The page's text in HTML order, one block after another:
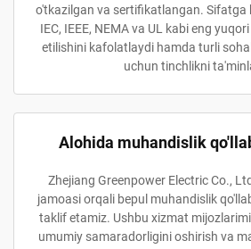
o'tkazilgan va sertifikatlangan. Sifatga
IEC, IEEE, NEMA va UL kabi eng
etilishini kafolatlaydi hamda turli
uchun tinchlikni
Alohida muhandislik
Zhejiang Greenpower Electric Co.,
jamoasi orqali bepul muhandislik
taklif etamiz. Ushbu xizmat
umumiy samaradorligini oshirish va